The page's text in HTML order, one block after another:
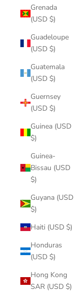
Grenada
(USD $)
Guadeloupe
(USD $)
Guatemala
(USD $)
Guernsey
(USD $)
Guinea (USD
$)
Guinea-
Bissau (USD
$)
Guyana (USD
$)
Haiti (USD $)
Honduras
(USD $)
Hong Kong
SAR (USD $)